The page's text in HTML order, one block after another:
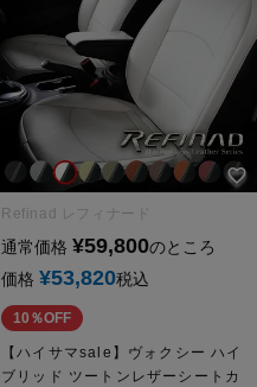
Refinad レフィナード
通常価格 ¥59,800のところ
価格 ¥53,820税込
10％OFF
【ハイサマsale】ヴォクシー ハイ
ブリッド ツートンレザーシートカ